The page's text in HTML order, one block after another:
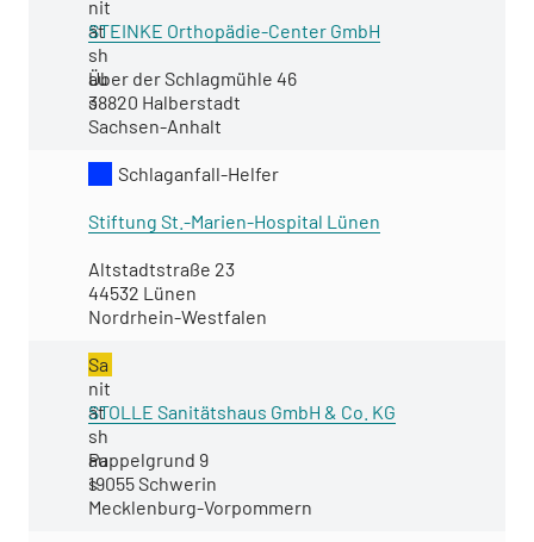
Name
Adresse
nit
ät
sh
au
s
STEINKE Orthopädie-Center GmbH
Über der Schlagmühle 46
38820 Halberstadt
Sachsen-Anhalt
Schlaganfall-Helfer
Stiftung St.-Marien-Hospital Lünen
Altstadtstraße 23
44532 Lünen
Nordrhein-Westfalen
Sa
nit
ät
sh
au
s
STOLLE Sanitätshaus GmbH & Co. KG
Pappelgrund 9
19055 Schwerin
Mecklenburg-Vorpommern